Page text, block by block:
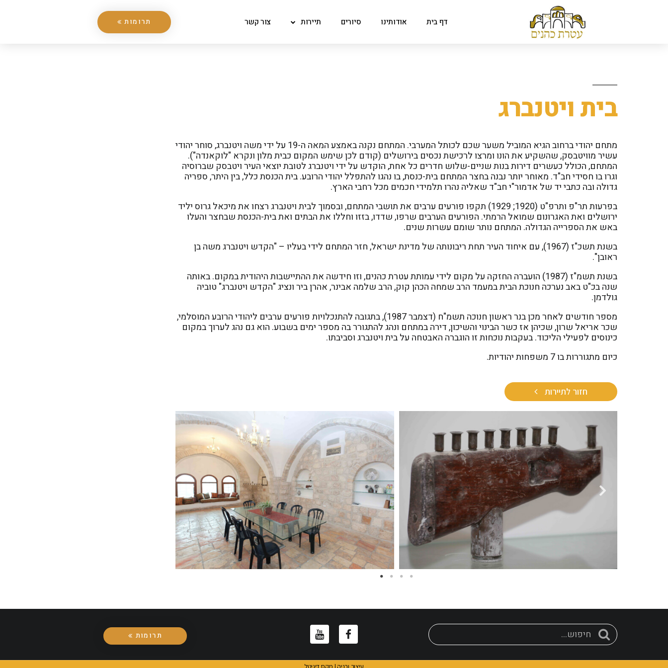
דף בית אודותינו סיורים תיירות צור קשר תרומות
בית ויטנברג
מתחם יהודי ברחוב הגיא המוביל משער שכם לכותל המערבי. המתחם נקנה באמצע המאה ה-19 על ידי משה ויטנברג, סוחר יהודי
עשיר מוויטבסק, שהשקיע את הונו ומרצו לרכישת נכסים בירושלים (קודם לכן שימש המקום כבית מלון ונקרא "לוקאנדה").
המתחם, הכולל כעשרים דירות בנות שניים-שלוש חדרים כל אחת, הוקדש על ידי ויטנברג לטובת יוצאי העיר ויטבסק שברוסיה
וגרו בו חסידי חב"ד. מאוחר יותר נבנה בחצר המתחם בית-כנסת, בו נהגו להתפלל יהודי הרובע. בית הכנסת כלל, בין היתר, ספריה
גדולה ובה כתבי יד של אדמור"י חב"ד שאליה נהרו תלמידי חכמים מכל רחבי הארץ.
בפרעות תר"פ ותרפ"ט (1920; 1929) תקפו פורעים ערבים את תושבי המתחם, ובסמוך לבית ויטנברג רצחו את מיכאל גרוס יליד
ירושלים ואת האגרונום שמואל הרמתי. הפורעים הערבים שרפו, שדדו, בזזו וחללו את הבתים ואת בית-הכנסת שבחצר והעלו
באש את הספרייה הגדולה. המתחם נותר שומם עשרות שנים.
בשנת תשכ"ז (1967), עם איחוד העיר תחת ריבונותה של מדינת ישראל, חזר המתחם לידי בעליו – "הקדש ויטנברג משה בן
ראובן".
בשנת תשמ"ז (1987) הועברה החזקה על מקום לידי עמותת עטרת כהנים, וזו חידשה את ההתיישבות היהודית במקום. באותה
שנה בכ"ט באב נערכה חנוכת הבית במעמד הרב שמחה הכהן קוק, הרב שלמה אבינר, אהרן ביר ונציג "הקדש ויטנברג" טוביה
גולדמן.
מספר חודשים לאחר מכן בנר ראשון חנוכה תשמ"ח (דצמבר 1987), בתגובה להתנכלויות פורעים ערבים ליהודי הרובע המוסלמי,
שכר אריאל שרון, שכיהן אז כשר הבינוי והשיכון, דירה במתחם ונהג להתגורר בה מספר ימים בשבוע. הוא גם נהג לערוך במקום
כינוסים לפעילי הליכוד. בעקבות נוכחות זו הוגברה האבטחה על בית ויטנברג וסביבתו.
כיום מתגוררות בו 7 משפחות יהודיות.
חזור לתיירות
תרומות